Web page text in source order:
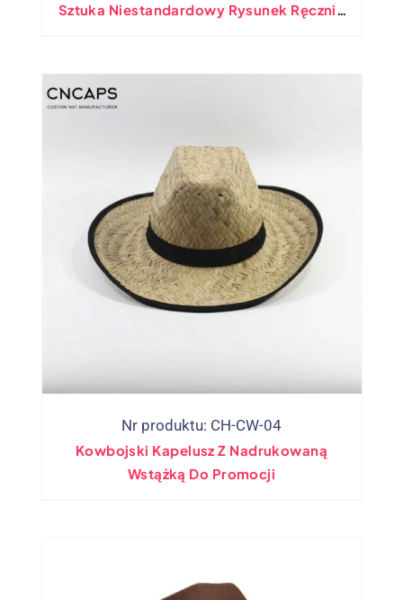
Sztuka Niestandardowy Rysunek Ręcznie
Nr produktu: CH-CW-04
Kowbojski Kapelusz Z Nadrukowaną
Wstążką Do Promocji